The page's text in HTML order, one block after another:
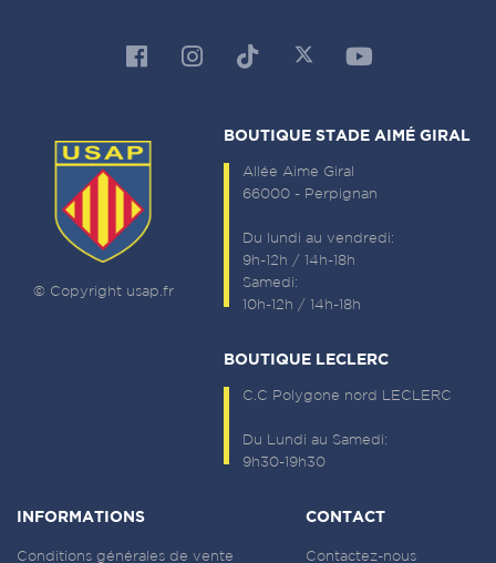
© Copyright usap.fr
BOUTIQUE STADE AIMÉ GIRAL
Allée Aime Giral
66000 - Perpignan
Du lundi au vendredi:
9h-12h / 14h-18h
Samedi:
10h-12h / 14h-18h
BOUTIQUE LECLERC
C.C Polygone nord LECLERC
Du Lundi au Samedi:
9h30-19h30
INFORMATIONS
Conditions générales de vente
CONTACT
Contactez-nous